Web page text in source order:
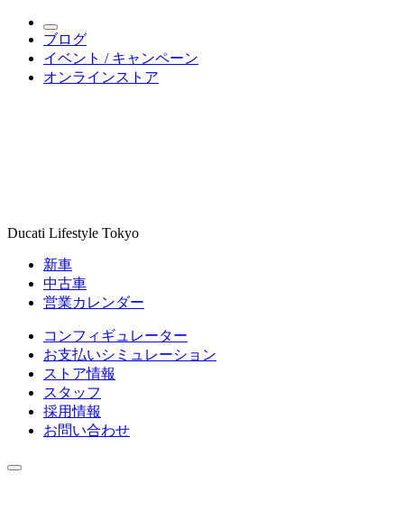
ブログ
イベント / キャンペーン
オンラインストア
Ducati Lifestyle Tokyo
新車
中古車
営業カレンダー
コンフィギュレーター
お支払いシミュレーション
ストア情報
スタッフ
採用情報
お問い合わせ